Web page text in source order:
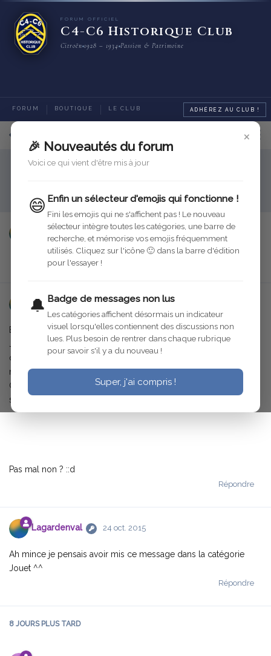
FORUM OFFICIEL
C4-C6 Historique Club
Citroën 1928 – 1934 Passion & Patrimoine
FORUM BOUTIQUE LE CLUB ADHÉREZ AU CLUB !
×
🎉 Nouveautés du forum
Voici ce qui vient d'être mis à jour
😄 Enfin un sélecteur d'emojis qui fonctionne !
Fini les emojis qui ne s'affichent pas ! Le nouveau
sélecteur intègre toutes les catégories, une barre de
recherche, et mémorise vos emojis fréquemment
utilisés. Cliquez sur l'icône 🙂 dans la barre d'édition
pour l'essayer !
🔔 Badge de messages non lus
Les catégories affichent désormais un indicateur
visuel lorsqu'elles contiennent des discussions non
lues. Plus besoin de rentrer dans chaque rubrique
pour savoir s'il y a du nouveau !
Super, j'ai compris !
Rubriques générales Jouets et miniatures Citroën
Lagardenval Modifié
Lagardenval 23 oct. 2015
Bonjour,
J'ai acheté il y a quelques temps une C4 torpedo comme celle
de mon grand-père et je l'ai peinte aux bonnes couleurs et j'ai
même mis la plaque d'immatriculation !
Comme c'était une Torpedo commercial j'ai mis la roue de
secours sur le côté.
Pas mal non ? ::d
Répondre
Lagardenval 24 oct. 2015
Ah mince je pensais avoir mis ce message dans la catégorie
Jouet ^^
Répondre
8 JOURSPLUS TARD